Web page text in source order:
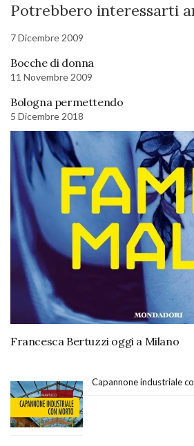
Potrebbero interessarti
7 Dicembre 2009
Bocche di donna
11 Novembre 2009
Bologna permettendo
5 Dicembre 2018
Francesca Bertuzzi oggi a Milano
Capannone industriale